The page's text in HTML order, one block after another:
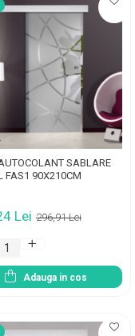
SABLARE
FAS1 90X210CM
296,91 Lei
Lei
Adauga in cos